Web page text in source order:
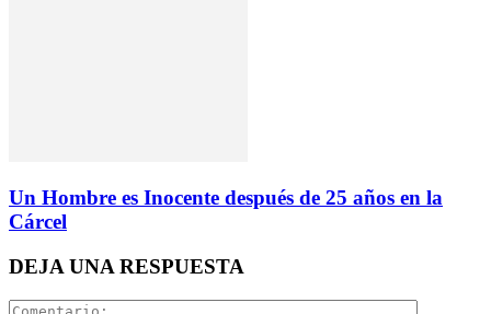
Un Hombre es Inocente después de 25 años en la
Cárcel
DEJA UNA RESPUESTA